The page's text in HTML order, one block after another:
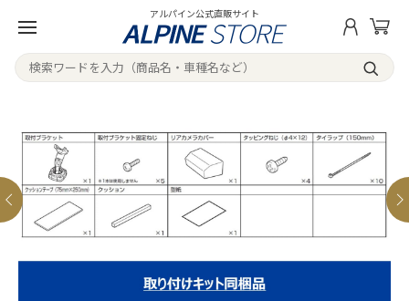
アルパイン公式直販サイト